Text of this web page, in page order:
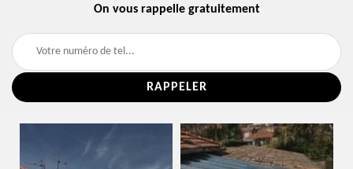
On vous rappelle gratuitement